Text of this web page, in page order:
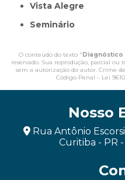
Vista Alegre
Seminário
O conteúdo do texto " Diagnóstico
reservado. Sua reprodução, parcial ou
sem a autorização do autor. Crime
Código Penal – Lei
Nosso
Rua Antônio
Curitiba - PR